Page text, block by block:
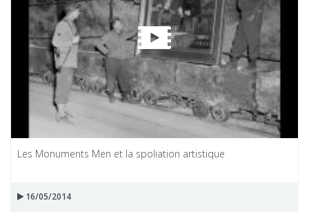
Les Monuments Men et la spoliation artistique
16/05/2014